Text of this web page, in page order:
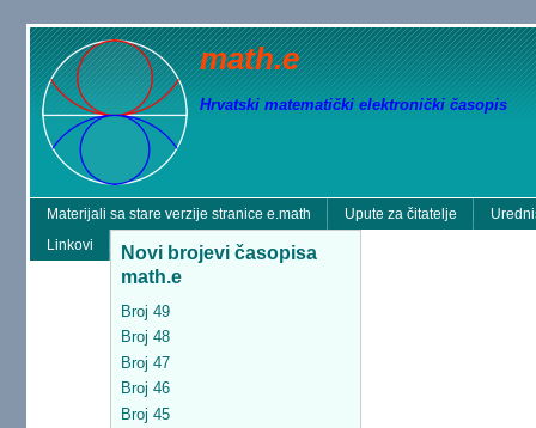
math.e
Hrvatski matematički elektronički časopis
Materijali sa stare verzije stranice e.math Upute za čitatelje
Linkovi
Novi brojevi časopisa
math.e
Broj 49
Broj 48
Broj 47
Broj 46
Broj 45